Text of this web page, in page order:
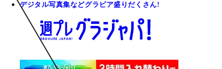
デジタル写真集などグラビア盛りだくさん!